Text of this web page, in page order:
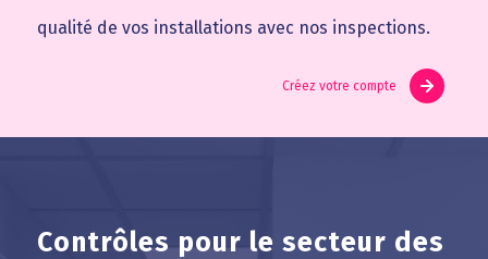
qualité de vos installations avec nos inspections.
Créez votre compte
Contrôles pour le secteur des